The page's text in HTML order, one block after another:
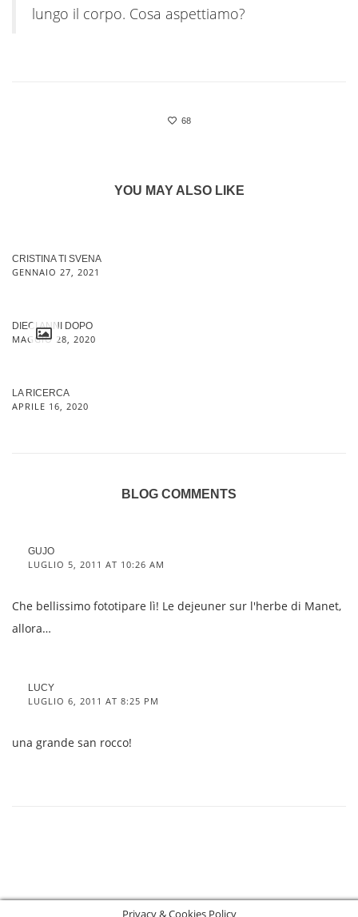
lungo il corpo. Cosa aspettiamo?
68
YOU MAY ALSO LIKE
CRISTINA TI SVENA
GENNAIO 27, 2021
DIECI ANNI DOPO
MAGGIO 28, 2020
LA RICERCA
APRILE 16, 2020
BLOG COMMENTS
GUJO
LUGLIO 5, 2011 AT 10:26 AM
Che bellissimo fototipare lì! Le dejeuner sur l'herbe di Manet,
allora…
LUCY
LUGLIO 6, 2011 AT 8:25 PM
una grande san rocco!
Privacy & Cookies Policy